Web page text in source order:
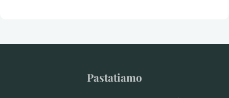
Pastatiamo